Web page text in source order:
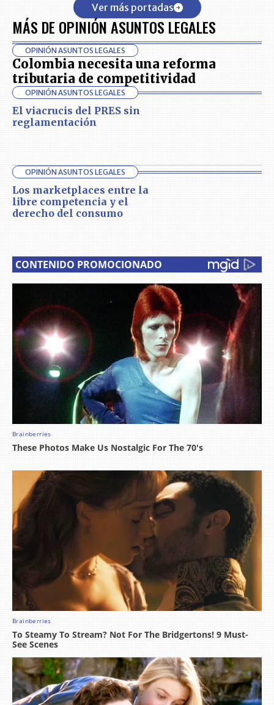
Ver más portadas
MÁS DE OPINIÓN ASUNTOS LEGALES
OPINIÓN ASUNTOS LEGALES
Colombia necesita una reforma
tributaria de competitividad
OPINIÓN ASUNTOS LEGALES
El viacrucis del PRES sin
reglamentación
OPINIÓN ASUNTOS LEGALES
Los marketplaces entre la
libre competencia y el
derecho del consumo